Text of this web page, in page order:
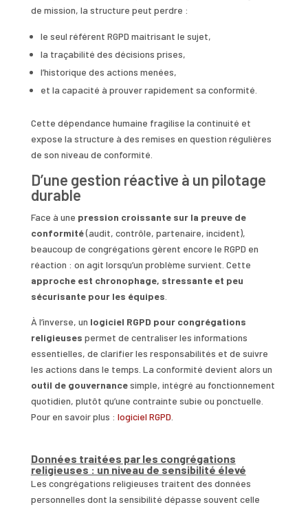
de mission, la structure peut perdre :
le seul référent RGPD maitrisant le sujet,
la traçabilité des décisions prises,
l’historique des actions menées,
et la capacité à prouver rapidement sa conformité.
Cette dépendance humaine fragilise la continuité et
expose la structure à des remises en question régulières
de son niveau de conformité.
D’une gestion réactive à un pilotage
durable
Face à une pression croissante sur la preuve de
conformité(audit, contrôle, partenaire, incident),
beaucoup de congrégations gèrent encore le RGPD en
réaction : on agit lorsqu’un problème survient. Cette
approche est chronophage, stressante et peu
sécurisante pour les équipes
À l’inverse, un logiciel RGPD pour congrégations
religieuses permet de centraliser les informations
essentielles, de clarifier les responsabilités et de suivre
les actions dans le temps. La conformité devient alors un
outil de gouvernancesimple, intégré au fonctionnement
quotidien, plutôt qu’une contrainte subie ou ponctuelle.
Pour en savoir plus : logiciel RGPD
Données traitées par les congrégations
religieuses : un niveau de sensibilité élevé
Les congrégations religieuses traitent des données
personnelles dont la sensibilité dépasse souvent celle